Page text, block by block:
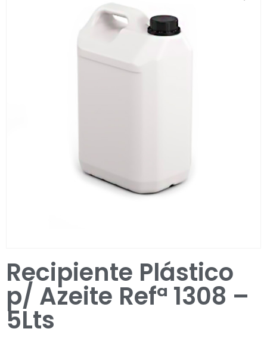
Recrutamento
Recipiente Plástico
p/ Azeite Refª 1308 –
5Lts